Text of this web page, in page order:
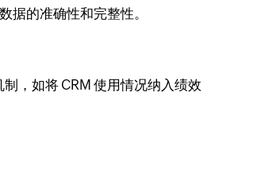
据的准确性和完整性。
，如将 CRM 使用情况纳入绩效